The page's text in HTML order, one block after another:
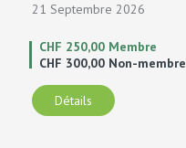
21 Septembre 2026
CHF 250,00 Membre
CHF 300,00 Non-membre
Détails